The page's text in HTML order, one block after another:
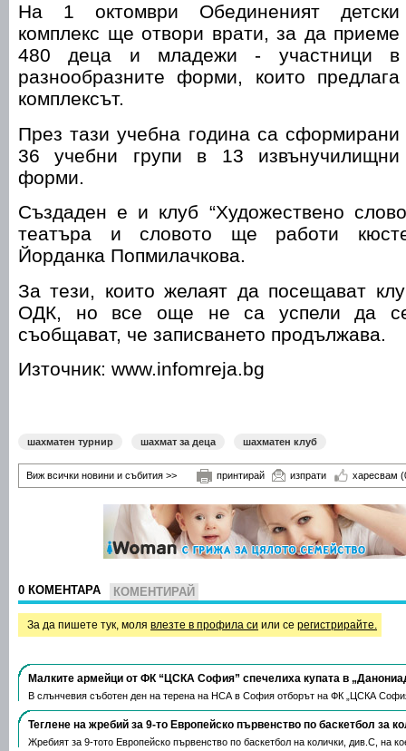
На 1 октомври Обединеният детски
комплекс ще отвори врати, за да приеме
480 деца и младежи - участници в
разнообразните форми, които предлага
комплексът.
През тази учебна година са сформирани
36 учебни групи в 13 извънучилищни
форми.
Създаден е и клуб “Художествено
театъра и словото ще работи
Йорданка Попмилачкова.
За тези, които желаят да посещават
ОДК, но все още не са успели да
съобщават, че записването продължава.
Източник: www.infomreja.bg
шахматен турнир шахмат за деца шахматен клуб
Виж всички новини и събития >> принтирай изпрати харесвам
0 КОМЕНТАРА КОМЕНТИРАЙ
За да пишете тук, моля влезте в профила си или се регистрирайте.
Малките армейци от ФК “ЦСКА София” спечелиха купата в
В слънчевия съботен ден на терена на НСА в София отборът на ФК „ЦСКА
Теглене на жребий за 9-то Европейско първенство по баскетбол за
Жребият за 9-тото Европейско първенство по баскетбол на колички, див.С, на